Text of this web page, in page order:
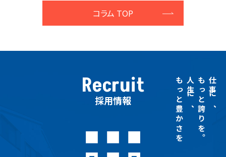
コラム TOP
Recruit
採用情報 仕事に、
もっと誇りを。
人生に、
もっと豊かさを